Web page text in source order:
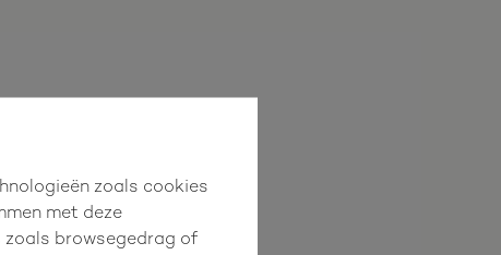
zoals cookies
met deze
zoals browsegedrag of